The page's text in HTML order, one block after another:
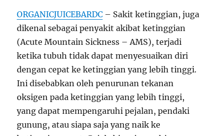
ORGANICJUICEBARDC – Sakit ketinggian, juga
dikenal sebagai penyakit akibat ketinggian
(Acute Mountain Sickness – AMS), terjadi
ketika tubuh tidak dapat menyesuaikan diri
dengan cepat ke ketinggian yang lebih tinggi.
Ini disebabkan oleh penurunan tekanan
oksigen pada ketinggian yang lebih tinggi,
yang dapat mempengaruhi pejalan, pendaki
gunung, atau siapa saja yang naik ke